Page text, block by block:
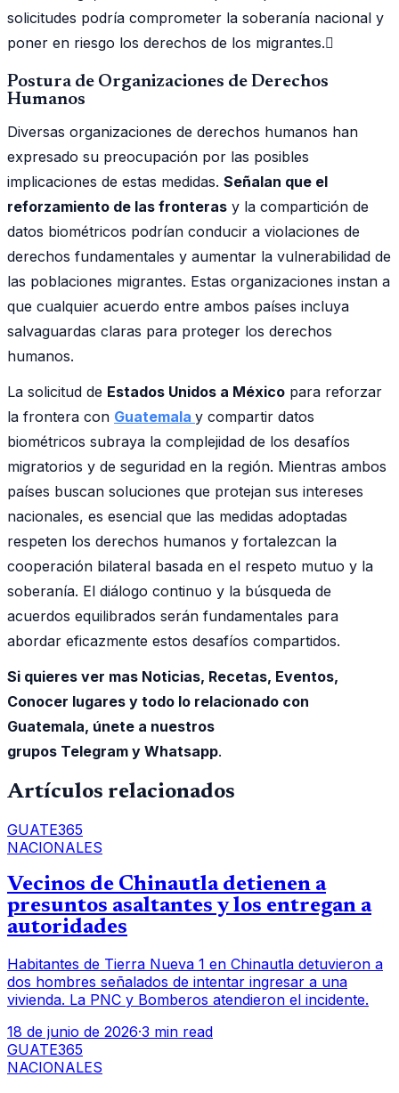
solicitudes podría comprometer la soberanía nacional y
poner en riesgo los derechos de los migrantes.
Postura de Organizaciones de Derechos
Humanos
Diversas organizaciones de derechos humanos han
expresado su preocupación por las posibles
implicaciones de estas medidas. Señalan que el
reforzamiento de las fronteras y la compartición de
datos biométricos podrían conducir a violaciones de
derechos fundamentales y aumentar la vulnerabilidad de
las poblaciones migrantes. Estas organizaciones instan a
que cualquier acuerdo entre ambos países incluya
salvaguardas claras para proteger los derechos
humanos.
La solicitud de Estados Unidos a México para reforzar
la frontera con Guatemala y compartir datos
biométricos subraya la complejidad de los desafíos
migratorios y de seguridad en la región. Mientras ambos
países buscan soluciones que protejan sus intereses
nacionales, es esencial que las medidas adoptadas
respeten los derechos humanos y fortalezcan la
cooperación bilateral basada en el respeto mutuo y la
soberanía. El diálogo continuo y la búsqueda de
acuerdos equilibrados serán fundamentales para
abordar eficazmente estos desafíos compartidos.
Si quieres ver mas Noticias, Recetas, Eventos,
Conocer lugares y todo lo relacionado con
Guatemala, únete a nuestros
grupos Telegram y Whatsapp.
Artículos relacionados
GUATE365
NACIONALES
Vecinos de Chinautla detienen a
presuntos asaltantes y los entregan a
autoridades
Habitantes de Tierra Nueva 1 en Chinautla detuvieron a
dos hombres señalados de intentar ingresar a una
vivienda. La PNC y Bomberos atendieron el incidente.
18 de junio de 2026·3 min read
GUATE365
NACIONALES